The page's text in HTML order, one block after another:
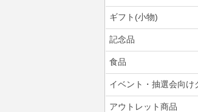
ギフト(小物)
記念品
食品
イベント・抽選会向け
アウトレット商品